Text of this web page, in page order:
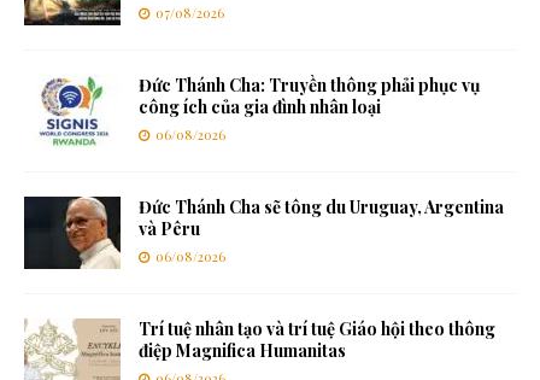
07/08/2026
Đức Thánh Cha: Truyền thông phải phục vụ
công ích của gia đình nhân loại
06/08/2026
Đức Thánh Cha sẽ tông du Uruguay, Argentina
và Pêru
06/08/2026
Trí tuệ nhân tạo và trí tuệ Giáo hội theo thông
điệp Magnifica Humanitas